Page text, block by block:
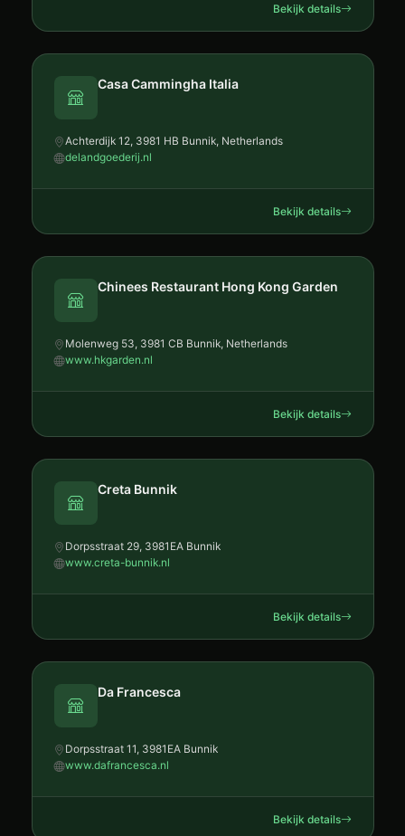
Bekijk details
Casa Cammingha Italia
Achterdijk 12, 3981 HB Bunnik, Netherlands
delandgoederij.nl
Bekijk details
Chinees Restaurant Hong Kong Garden
Molenweg 53, 3981 CB Bunnik, Netherlands
www.hkgarden.nl
Bekijk details
Creta Bunnik
Dorpsstraat 29, 3981EA Bunnik
www.creta-bunnik.nl
Bekijk details
Da Francesca
Dorpsstraat 11, 3981EA Bunnik
www.dafrancesca.nl
Bekijk details